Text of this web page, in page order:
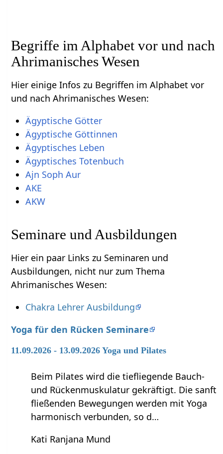
Begriffe im Alphabet vor und nach
Ahrimanisches Wesen
Hier einige Infos zu Begriffen im Alphabet vor
und nach Ahrimanisches Wesen:
Ägyptische Götter
Ägyptische Göttinnen
Ägyptisches Leben
Ägyptisches Totenbuch
Ajn Soph Aur
AKE
AKW
Seminare und Ausbildungen
Hier ein paar Links zu Seminaren und
Ausbildungen, nicht nur zum Thema
Ahrimanisches Wesen:
Chakra Lehrer Ausbildung
Yoga für den Rücken Seminare
11.09.2026 - 13.09.2026 Yoga und Pilates
Beim Pilates wird die tiefliegende Bauch-
und Rückenmuskulatur gekräftigt. Die sanft
fließenden Bewegungen werden mit Yoga
harmonisch verbunden, so d…
Kati Ranjana Mund